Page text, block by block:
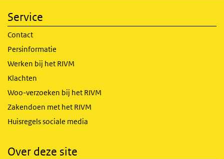
Service
Contact
Persinformatie
Werken bij het RIVM
Klachten
Woo-verzoeken bij het RIVM
Zakendoen met het RIVM
Huisregels sociale media
Over deze site